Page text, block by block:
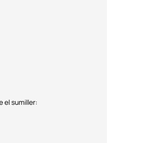
el sumiller: